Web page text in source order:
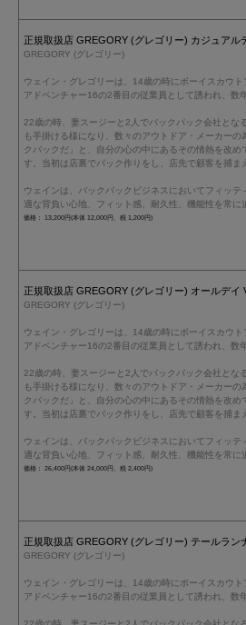
正規取扱店 GREGORY (グレゴリー) カジュアル
GREGORY (グレゴリー)
ウェイン・グレゴリーは、14歳の時にボーイスカウ
アドベンチャー16の2番目の従業員として誘われ、数
22歳の時、妻スージーと2人でバックパック会社と
も手掛ける様になり、数々のアウトドア・メーカー
クパックだ」と、自分の心の中にあるその情熱を改
す。当初は店裏でパック作りをし、店先で顧客を捕
ウェインは、バックパックビジネスにおいてフィッ
適な背負い心地、フィット感、耐久性、機能性を常
価格： 13,200円(本体 12,000円、税 1,200円)
正規取扱店 GREGORY (グレゴリー) オールデ
GREGORY (グレゴリー)
ウェイン・グレゴリーは、14歳の時にボーイスカウ
アドベンチャー16の2番目の従業員として誘われ、数
22歳の時、妻スージーと2人でバックパック会社と
も手掛ける様になり、数々のアウトドア・メーカー
クパックだ」と、自分の心の中にあるその情熱を改
す。当初は店裏でパック作りをし、店先で顧客を捕
ウェインは、バックパックビジネスにおいてフィッ
適な背負い心地、フィット感、耐久性、機能性を常
価格： 26,400円(本体 24,000円、税 2,400円)
正規取扱店 GREGORY (グレゴリー) テールラ
GREGORY (グレゴリー)
ウェイン・グレゴリーは、14歳の時にボーイスカウ
アドベンチャー16の2番目の従業員として誘われ、数